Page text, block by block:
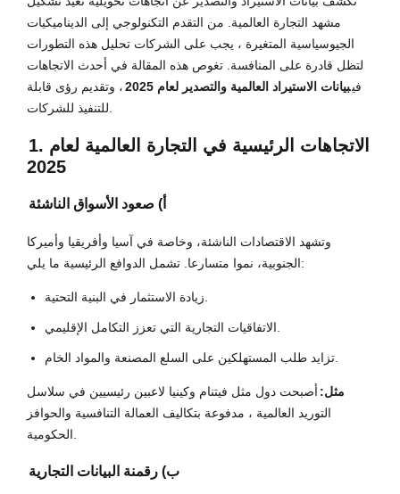
مشهد التجارة العالمية. من التقدم التكنولوجي إلى الديناميكيات
الجيوسياسية المتغيرة ، يجب على الشركات تحليل هذه التطورات
لتظل قادرة على المنافسة. تغوص هذه المقالة في أحدث الاتجاهات
فيبيانات الاستيراد العالمية والتصدير لعام 2025
، وتقديم رؤى قابلة
1. الاتجاهات الرئيسية في التجارة العالمية لعام
2025
أ) صعود الأسواق الناشئة
وتشهد الاقتصادات الناشئة، وخاصة في آسيا وأفريقيا وأميركا
الجنوبية، نموا متسارعا. تشمل الدوافع الرئيسية ما يلي:
مثل: أصبحت دول مثل فيتنام وكينيا لاعبين رئيسيين في سلاسل
التوريد العالمية ، مدفوعة بتكاليف العمالة التنافسية والحوافز
ب) رقمنة البيانات التجارية